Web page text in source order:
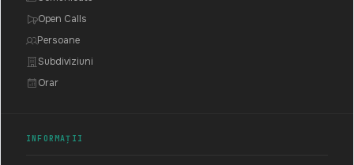
Open Calls
Persoane
Subdiviziuni
Orar
INFORMAȚII